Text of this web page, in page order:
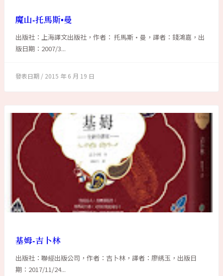
魔山-托馬斯•曼
出版社：上海譯文出版社，作者： 托馬斯•曼，譯者：錢鴻嘉，出
版日期：2007/3...
2015 年 6 月 19 日
基姆-吉卜林
出版社：聯經出版公司，作者：吉卜林，譯者：廖綉玉，出版日
期：2017/11/24...